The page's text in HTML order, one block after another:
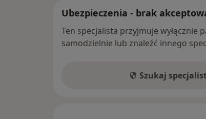
Ubezpieczenia - brak
Ten specjalista przyjmuje wyłącznie
samodzielnie lub znaleźć innego
Szukaj